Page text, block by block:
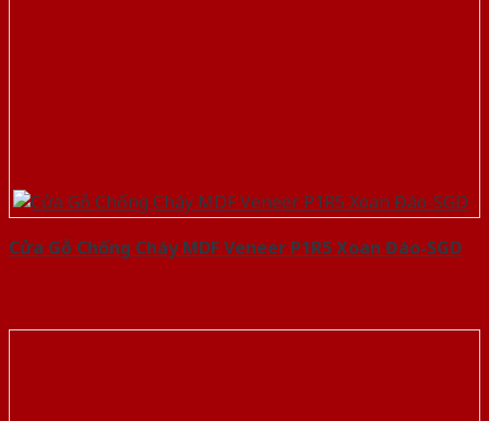
Cửa Gỗ Chống Cháy MDF Veneer P1R5 Xoan Đào-SGD